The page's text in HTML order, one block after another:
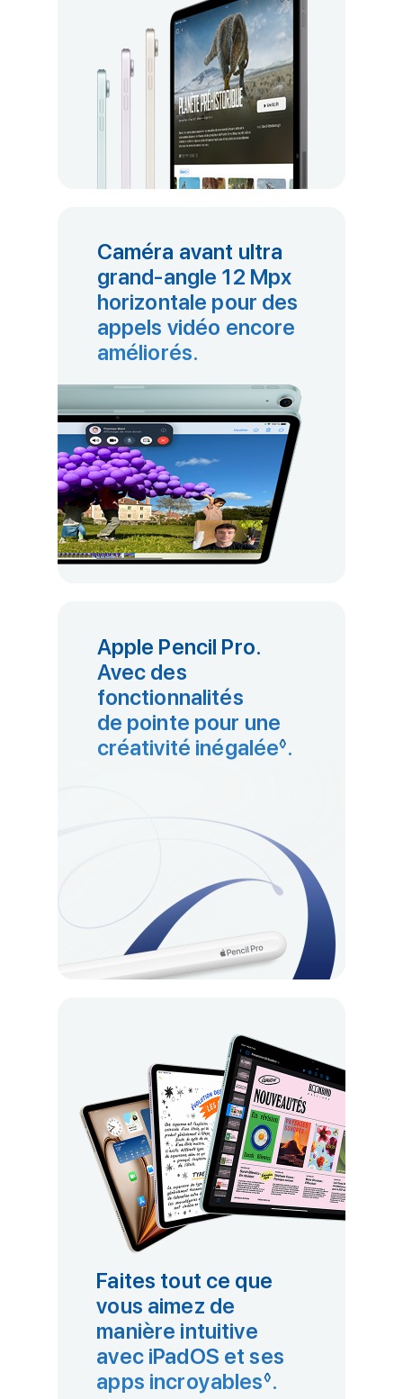
Caméra avant ultra
grand-angle 12 Mpx
horizontale pour des
appels vidéo encore
améliorés.
Apple Pencil Pro.
Avec des
fonctionnalités
de pointe pour une
créativité inégalée◊Renvoi aux
.
Faites tout ce que
vous aimez de
manière intuitive
avec iPadOS et ses
apps incroyables◊Renvoi aux
.